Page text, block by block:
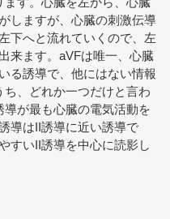
す。心臓を左から、心臓
しますが、心臓の刺激伝導
下へと流れていくので、左
来ます。aVFは唯一、心臓
る誘導で、他にはない情報
、どれか一つだけと言わ
が最も心臓の電気活動を
導はII誘導に近い誘導で
すいII誘導を中心に読影し